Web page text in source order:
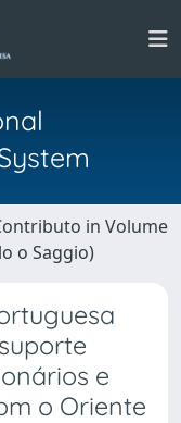
in Volume
o Saggio)
e
o Oriente